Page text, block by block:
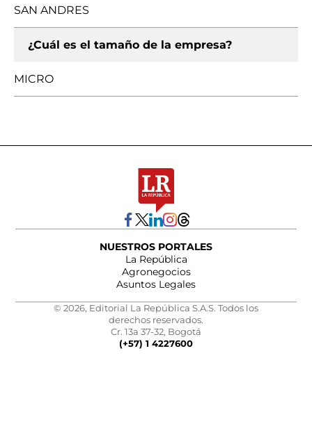
SAN ANDRES
¿Cuál es el tamaño de la empresa?
MICRO
NUESTROS PORTALES
La República
Agronegocios
Asuntos Legales
© 2026, Editorial La República S.A.S. Todos los
derechos reservados.
Cr. 13a 37-32, Bogotá
(+57) 1 4227600